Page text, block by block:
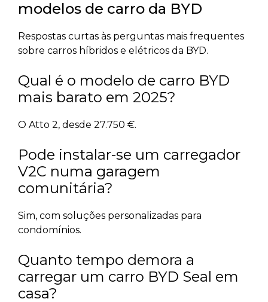
modelos de carro da BYD
Respostas curtas às perguntas mais frequentes
sobre carros híbridos e elétricos da BYD.
Qual é o modelo de carro BYD
mais barato em 2025?
O Atto 2, desde 27.750 €.
Pode instalar-se um carregador
V2C numa garagem
comunitária?
Sim, com soluções personalizadas para
condomínios.
Quanto tempo demora a
carregar um carro BYD Seal em
casa?